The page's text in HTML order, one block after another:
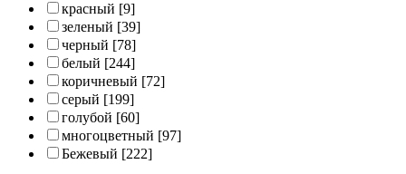
красный [9]
зеленый [39]
черный [78]
белый [244]
коричневый [72]
серый [199]
голубой [60]
многоцветный [97]
Бежевый [222]